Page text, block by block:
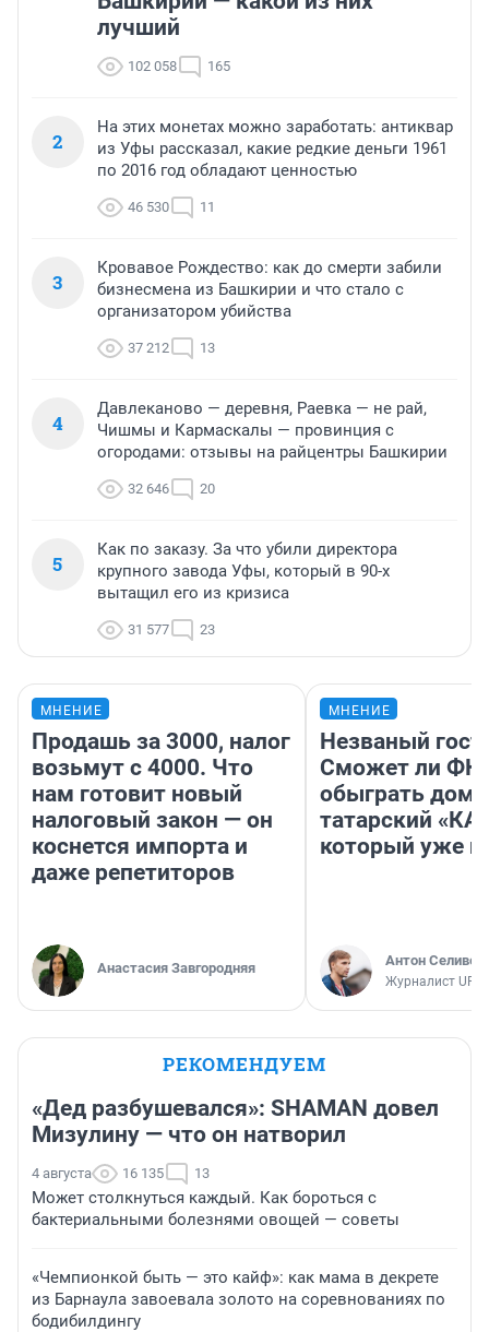
лучший
102 058 165
2
На этих монетах можно заработать: антиквар
из Уфы рассказал, какие редкие деньги 1961
по 2016 год обладают ценностью
46 530 11
3
Кровавое Рождество: как до смерти забили
бизнесмена из Башкирии и что стало с
организатором убийства
37 212 13
4
Давлеканово — деревня, Раевка — не рай,
Чишмы и Кармаскалы — провинция с
огородами: отзывы на райцентры Башкирии
32 646 20
5
Как по заказу. За что убили директора
крупного завода Уфы, который в 90-х
вытащил его из кризиса
31 577 23
МНЕНИЕ
Продашь за 3000, налог
возьмут с 4000. Что
нам готовит новый
налоговый закон — он
коснется импорта и
даже репетиторов
Анастасия Завгородняя
МНЕНИЕ
Незваный
Сможет ли ФК
обыграть дома
татарский
который уже
Антон
Журналист
РЕКОМЕНДУЕМ
«Дед разбушевался»: SHAMAN довел
Мизулину — что он натворил
4 августа 16 135 13
Может столкнуться каждый. Как бороться с
бактериальными болезнями овощей — советы
«Чемпионкой быть — это кайф»: как мама в декрете
из Барнаула завоевала золото на соревнованиях по
бодибилдингу